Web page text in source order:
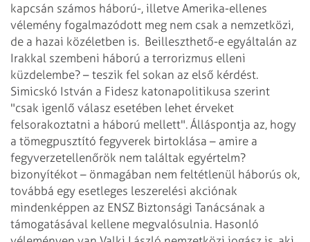
kapcsán számos háború-, illetve Amerika-ellenes
vélemény fogalmazódott meg nem csak a nemzetközi,
de a hazai közéletben is. Beilleszthető-e egyáltalán az
Irakkal szembeni háború a terrorizmus elleni
küzdelembe? – teszik fel sokan az első kérdést.
Simicskó István a Fidesz katonapolitikusa szerint
"csak igenlő válasz esetében lehet érveket
felsorakoztatni a háború mellett". Álláspontja az, hogy
a tömegpusztító fegyverek birtoklása – amire a
fegyverzetellenőrök nem találtak egyértelm?
bizonyítékot – önmagában nem feltétlenül háborús ok,
továbbá egy esetleges leszerelési akciónak
mindenképpen az ENSZ Biztonsági Tanácsának a
támogatásával kellene megvalósulnia. Hasonló